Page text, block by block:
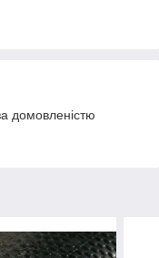
домовленістю